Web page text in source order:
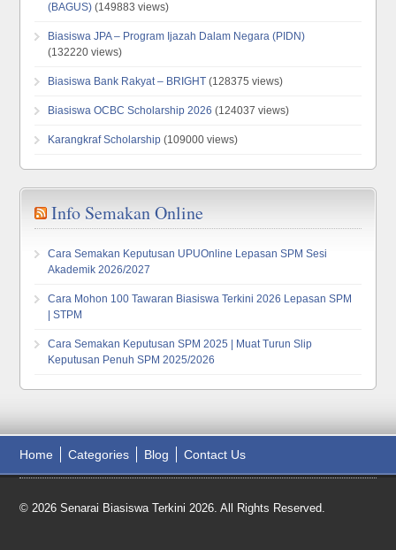
(BAGUS) (149883 views)
Biasiswa JPA – Program Ijazah Dalam Negara (PIDN)
(132220 views)
Biasiswa Bank Rakyat – BRIGHT (128375 views)
Biasiswa OCBC Scholarship 2026 (124037 views)
Karangkraf Scholarship (109000 views)
Info Semakan Online
Cara Semakan Keputusan UPUOnline Lepasan SPM Sesi
Akademik 2026/2027
Cara Mohon 100 Tawaran Biasiswa Terkini 2026 Lepasan SPM
| STPM
Cara Semakan Keputusan SPM 2025 | Muat Turun Slip
Keputusan Penuh SPM 2025/2026
Home Categories Blog Contact Us
© 2026 Senarai Biasiswa Terkini 2026. All Rights Reserved.